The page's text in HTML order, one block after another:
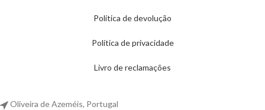
Política de devolução
Política de privacidade
Livro de reclamações
Oliveira de Azeméis, Portugal